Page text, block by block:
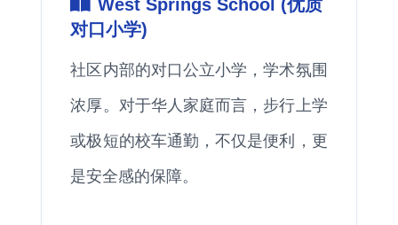
West Springs School (优质
对口小学)
社区内部的对口公立小学，学术氛围
浓厚。对于华人家庭而言，步行上学
或极短的校车通勤，不仅是便利，更
是安全感的保障。